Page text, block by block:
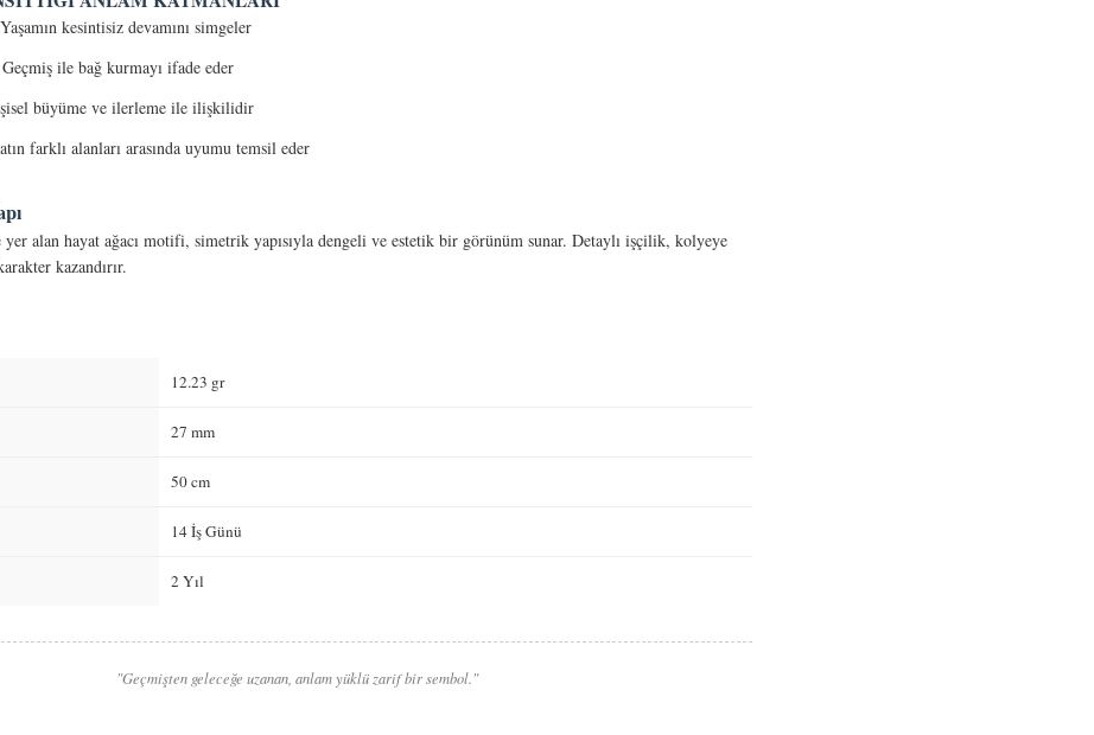
Yaşamın kesintisiz devamını simgeler
Geçmiş ile bağ kurmayı ifade eder
büyüme ve ilerleme ile ilişkilidir
farklı alanları arasında uyumu temsil eder
alan hayat ağacı motifi, simetrik yapısıyla dengeli ve estetik bir görünüm sunar. Detaylı işçilik, kolyeye
kazandırır.
12.23 gr
27 mm
50 cm
14 İş Günü
2 Yıl
"Geçmişten geleceğe uzanan, anlam yüklü zarif bir sembol."